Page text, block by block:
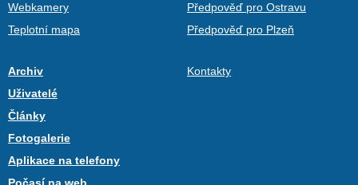
Webkamery
Teplotní mapa
Předpověď pro Ostravu
Předpověď pro Plzeň
Archiv
Uživatelé
Články
Fotogalerie
Aplikace na telefony
Kontakty